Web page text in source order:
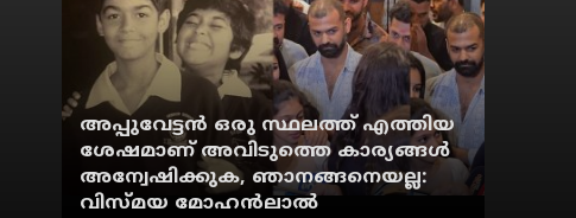
അപ്പുവേട്ടന്‍ ഒരു സ്ഥലത്ത് എത്തിയ
ശേഷമാണ് അവിടുത്തെ കാര്യങ്ങള്‍
അന്വേഷിക്കുക, ഞാനങ്ങനെയല്ല:
വിസ്മയ മോഹന്‍ലാല്‍